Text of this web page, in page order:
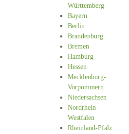
Württemberg
Bayern
Berlin
Brandenburg
Bremen
Hamburg
Hessen
Mecklenburg-
Vorpommern
Niedersachsen
Nordrhein-
Westfalen
Rheinland-Pfalz